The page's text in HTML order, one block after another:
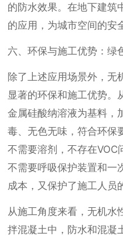
的防水效果。在地下建筑
的应用，为城市空间的安
六、环保与施工优势：绿
除了上述应用场景外，无
显著的环保和施工优势。
金属硅酸纳溶液为基料，
毒、无色无味，符合环保
不需要溶剂，不存在VOC
不需要呼吸保护装置和一
成本，又保护了施工人员
从施工角度来看，无机水
拌混凝土中，防水和混凝